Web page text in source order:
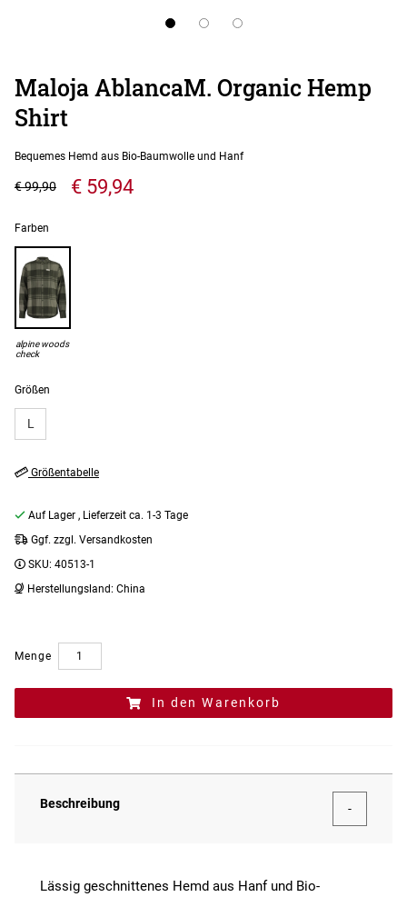
Maloja AblancaM. Organic Hemp
Shirt
Bequemes Hemd aus Bio-Baumwolle und Hanf
€ 59,94
€ 99,90
Größen
L
Farben
alpine woods
check
Größentabelle
Auf Lager , Lieferzeit ca. 1-3 Tage
Ggf. zzgl. Versandkosten
SKU: 40513-1
Herstellungsland: China
Menge
In den Warenkorb
Beschreibung
Lässig geschnittenes Hemd aus Hanf und Bio-